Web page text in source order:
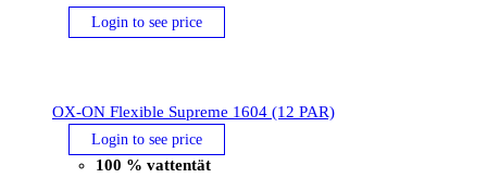
Login to see price
OX-ON Flexible Supreme 1604 (12 PAR)
Login to see price
100 % vattentät